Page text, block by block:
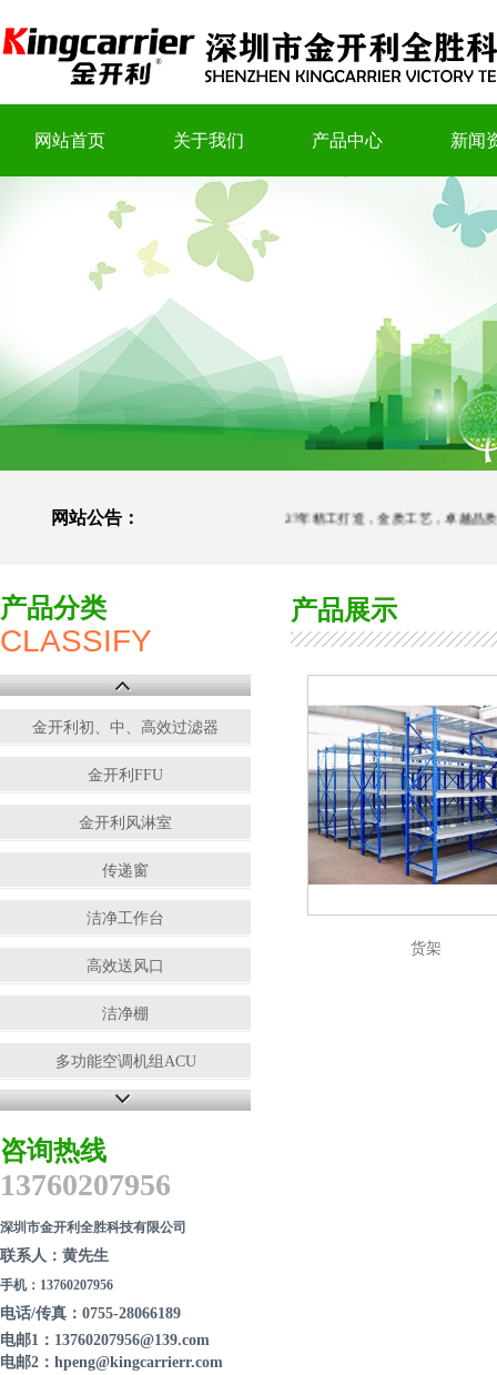
网站首页 关于我们 产品中心 新闻
网站公告： 27年精工打造，金质工艺，卓越品质，
产品分类
CLASSIFY
金开利初、中、高效过滤器
金开利FFU
金开利风淋室
传递窗
洁净工作台
高效送风口
洁净棚
多功能空调机组ACU
净化工程
防静电工作服
离子风枪
无尘布
咨询热线
13760207956
深圳市金开利全胜科技有限公司
联系人：黄先生
手机：13760207956
电话/传真：0755-28066189
电邮1：13760207956@139.com
电邮2：hpeng@kingcarrierr.com
产品展示
货架